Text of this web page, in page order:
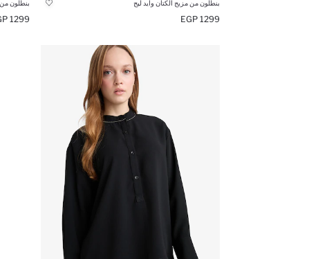
بنطلون من مزيج الكتان وايد ليج
1299 EGP
بنطلون من
1299 EGP